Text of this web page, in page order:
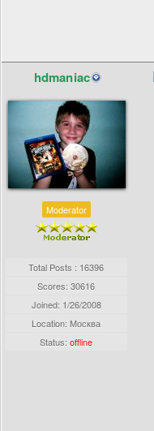
hdmaniac
Moderator
Total Posts : 16396
Scores: 30616
Joined: 1/26/2008
Location: Москва
Status:offline